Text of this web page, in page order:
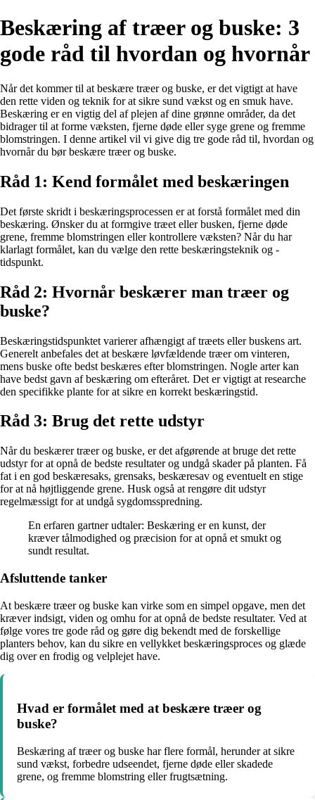
Beskæring af træer og buske: 3
gode råd til hvordan og hvornår
Når det kommer til at beskære træer og buske, er det vigtigt at have
den rette viden og teknik for at sikre sund vækst og en smuk have.
Beskæring er en vigtig del af plejen af dine grønne områder, da det
bidrager til at forme væksten, fjerne døde eller syge grene og fremme
blomstringen. I denne artikel vil vi give dig tre gode råd til, hvordan og
hvornår du bør beskære træer og buske.
Råd 1: Kend formålet med beskæringen
Det første skridt i beskæringsprocessen er at forstå formålet med din
beskæring. Ønsker du at formgive træet eller busken, fjerne døde
grene, fremme blomstringen eller kontrollere væksten? Når du har
klarlagt formålet, kan du vælge den rette beskæringsteknik og -
tidspunkt.
Råd 2: Hvornår beskærer man træer og
buske?
Beskæringstidspunktet varierer afhængigt af træets eller buskens art.
Generelt anbefales det at beskære løvfældende træer om vinteren,
mens buske ofte bedst beskæres efter blomstringen. Nogle arter kan
have bedst gavn af beskæring om efteråret. Det er vigtigt at researche
den specifikke plante for at sikre en korrekt beskæringstid.
Råd 3: Brug det rette udstyr
Når du beskærer træer og buske, er det afgørende at bruge det rette
udstyr for at opnå de bedste resultater og undgå skader på planten. Få
fat i en god beskæresaks, grensaks, beskæresav og eventuelt en stige
for at nå højtliggende grene. Husk også at rengøre dit udstyr
regelmæssigt for at undgå sygdomsspredning.
En erfaren gartner udtaler: Beskæring er en kunst, der
kræver tålmodighed og præcision for at opnå et smukt og
sundt resultat.
Afsluttende tanker
At beskære træer og buske kan virke som en simpel opgave, men det
kræver indsigt, viden og omhu for at opnå de bedste resultater. Ved at
følge vores tre gode råd og gøre dig bekendt med de forskellige
planters behov, kan du sikre en vellykket beskæringsproces og glæde
dig over en frodig og velplejet have.
Hvad er formålet med at beskære træer og
buske?
Beskæring af træer og buske har flere formål, herunder at sikre
sund vækst, forbedre udseendet, fjerne døde eller skadede
grene, og fremme blomstring eller frugtsætning.